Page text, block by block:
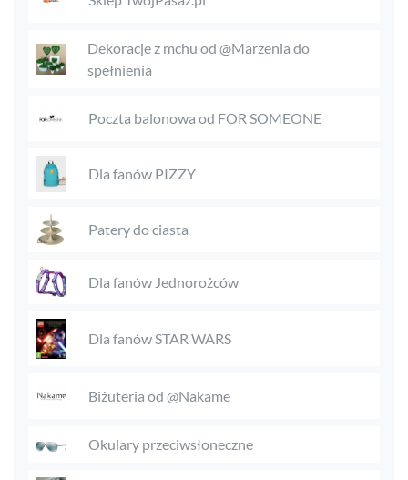
Dekoracje z mchu od @Marzenia do
spełnienia
Poczta balonowa od FOR SOMEONE
Dla fanów PIZZY
Patery do ciasta
Dla fanów Jednorożców
Dla fanów STAR WARS
Biżuteria od @Nakame
Okulary przeciwsłoneczne